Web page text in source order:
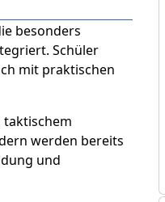
besonders
Schüler
mit praktischen
taktischem
werden bereits
und